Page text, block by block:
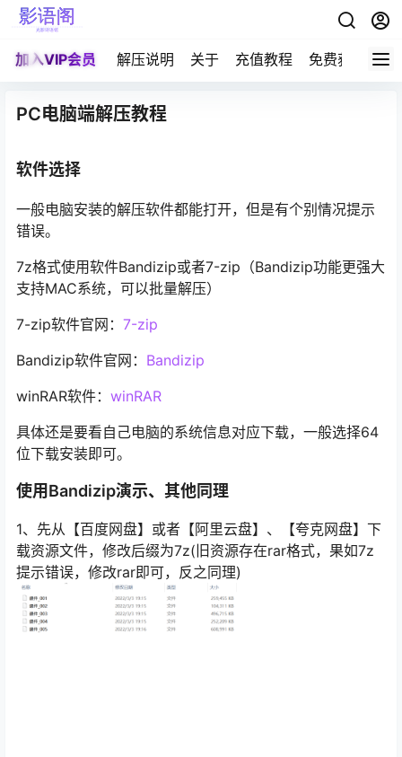
加入VIP会员 解压说明 关于 充值教程 免费获取积分
PC电脑端解压教程
软件选择
一般电脑安装的解压软件都能打开，但是有个别情况提示
错误。
7z格式使用软件Bandizip或者7-zip（Bandizip功能更强大
支持MAC系统，可以批量解压）
7-zip软件官网： 7-zip
Bandizip软件官网： Bandizip
winRAR软件： winRAR
具体还是要看自己电脑的系统信息对应下载，一般选择64
位下载安装即可。
使用Bandizip演示、其他同理
1、先从【百度网盘】或者【阿里云盘】、【夸克网盘】下
载资源文件，修改后缀为7z(旧资源存在rar格式，果如7z
提示错误，修改rar即可，反之同理)